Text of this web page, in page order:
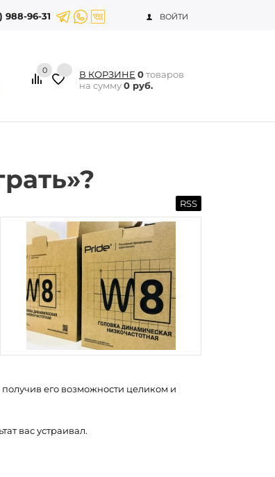
988-96-31 ВОЙТИ
0 В КОРЗИНЕ 0товаров
на сумму0 руб.
RSS
его возможности целиком и
вас устраивал.